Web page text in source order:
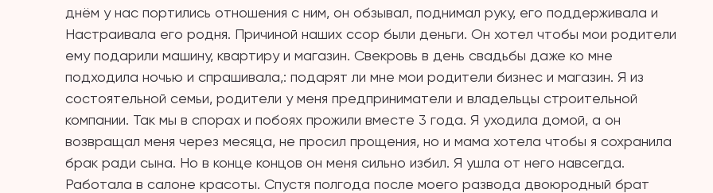
днём у нас портились отношения с ним, он обзывал, поднимал руку, его поддерживала и
Настраивала его родня. Причиной наших ссор были деньги. Он хотел чтобы мои родители
ему подарили машину, квартиру и магазин. Свекровь в день свадьбы даже ко мне
подходила ночью и спрашивала,: подарят ли мне мои родители бизнес и магазин. Я из
состоятельной семьи, родители у меня предприниматели и владельцы строительной
компании. Так мы в спорах и побоях прожили вместе 3 года. Я уходила домой, а он
возвращал меня через месяца, не просил прощения, но и мама хотела чтобы я сохранила
брак ради сына. Но в конце концов он меня сильно избил. Я ушла от него навсегда.
Работала в салоне красоты. Спустя полгода после моего развода двоюродный брат